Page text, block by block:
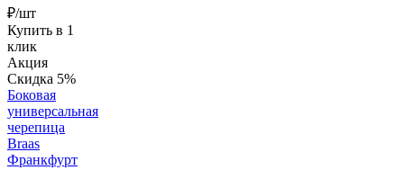
₽/шт
Купить в 1
клик
Акция
Скидка 5%
Боковая
универсальная
черепица
Braas
Франкфурт